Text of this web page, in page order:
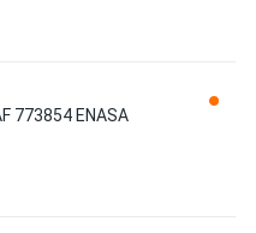
773854 ENASA